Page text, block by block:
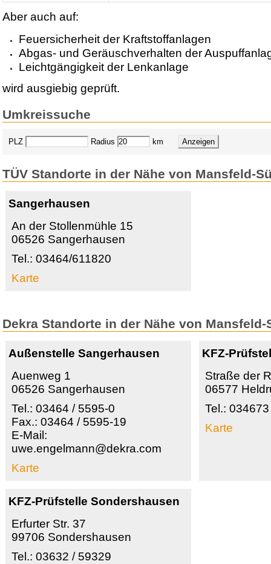
Aber auch auf:
Feuersicherheit der Kraftstoffanlagen
Abgas- und Geräuschverhalten der
Leichtgängigkeit der Lenkanlage
wird ausgiebig geprüft.
Umkreissuche
PLZ Radius km
TÜV Standorte in der Nähe von Mansfeld-
Sangerhausen
An der Stollenmühle 15
06526 Sangerhausen
Tel.: 03464/611820
Karte
Dekra Standorte in der Nähe von Mansfeld-
Außenstelle Sangerhausen
Auenweg 1
06526 Sangerhausen
Tel.: 03464 / 5595-0
Fax.: 03464 / 5595-19
E-Mail:
uwe.engelmann@dekra.com
Karte
KFZ-
Straße der
06577
Tel.:
Karte
KFZ-Prüfstelle Sondershausen
Erfurter Str. 37
99706 Sondershausen
Tel.: 03632 / 59329